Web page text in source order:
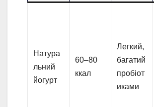
Натура
льний
йогурт
60–80
ккал
Легкий,
багатий
пробіот
иками